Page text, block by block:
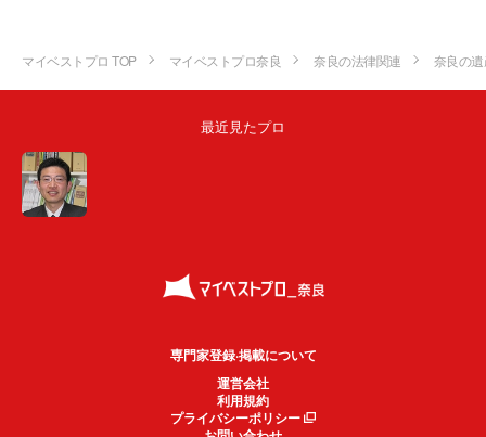
マイベストプロ TOP マイベストプロ奈良 奈良の法律関連 奈良の
最近見たプロ
専門家登録·掲載について
運営会社
利用規約
プライバシーポリシー